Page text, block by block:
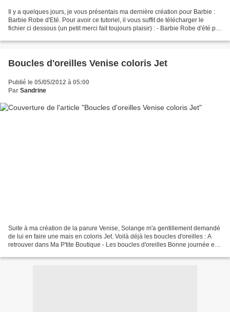
Il y a quelques jours, je vous présentais ma dernière création pour Barbie :
Barbie Robe d'Eté. Pour avoir ce tutoriel, il vous suffit de télécharger le
fichier ci dessous (un petit merci fait toujours plaisir) : - Barbie Robe d'été.pdf
Boucles d'oreilles Venise coloris Jet
Publié le 05/05/2012 à 05:00
Par Sandrine
Suite à ma création de la parure Venise, Solange m'a gentillement demandé
de lui en faire une mais en coloris Jet. Voilà déjà les boucles d'oreilles : A
retrouver dans Ma P'tite Boutique - Les boucles d'oreilles Bonne journée et à